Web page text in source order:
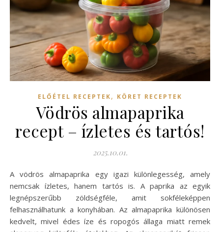
ELŐÉTEL RECEPTEK, KÖRET RECEPTEK
Vödrös almapaprika
recept – ízletes és tartós!
2025.10.01.
A vödrös almapaprika egy igazi különlegesség, amely
nemcsak ízletes, hanem tartós is. A paprika az egyik
legnépszerűbb zöldségféle, amit sokféleképpen
felhasználhatunk a konyhában. Az almapaprika különösen
kedvelt, mivel édes íze és ropogós állaga miatt remek